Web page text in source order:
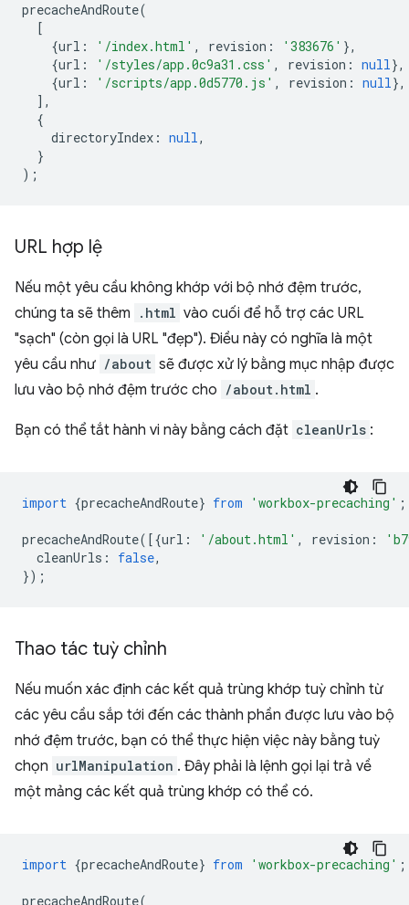
precacheAndRoute(
[
{url : '/index.html' , revision : '383676' },
{url : '/styles/app.0c9a31.css' , revision : null},
{url : '/scripts/app.0d5770.js' , revision : null},
],
{
directoryIndex : null,
}
);
URL hợp lệ
Nếu một yêu cầu không khớp với bộ nhớ đệm trước,
chúng ta sẽ thêm
.html vào cuối để hỗ trợ các URL
"sạch" (còn gọi là URL "đẹp"). Điều này có nghĩa là một
yêu cầu như /about sẽ được xử lý bằng mục nhập được
lưu vào bộ nhớ đệm trước cho /about.html .
Bạn có thể tắt hành vi này bằng cách đặt cleanUrls :
import {precacheAndRoute} from 'workbox-precaching' ;
precacheAndRoute([{url : '/about.html' , revision :
cleanUrls : false,
});
Thao tác tuỳ chỉnh
Nếu muốn xác định các kết quả trùng khớp tuỳ chỉnh từ
các yêu cầu sắp tới đến các thành phần được lưu vào bộ
nhớ đệm trước, bạn có thể thực hiện việc này bằng tuỳ
chọn urlManipulation . Đây phải là lệnh gọi lại trả về
một mảng các kết quả trùng khớp có thể có.
import {precacheAndRoute} from 'workbox-precaching' ;
precacheAndRoute(